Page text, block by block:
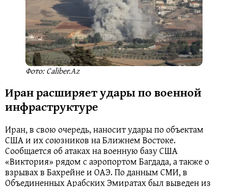
Фото: Caliber.Az
Иран расширяет удары по военной
инфраструктуре
Иран, в свою очередь, наносит удары по объектам
США и их союзников на Ближнем Востоке.
Сообщается об атаках на военную базу США
«Виктория» рядом с аэропортом Багдада, а также о
взрывах в Бахрейне и ОАЭ. По данным СМИ, в
Объединенных Арабских Эмиратах был выведен из